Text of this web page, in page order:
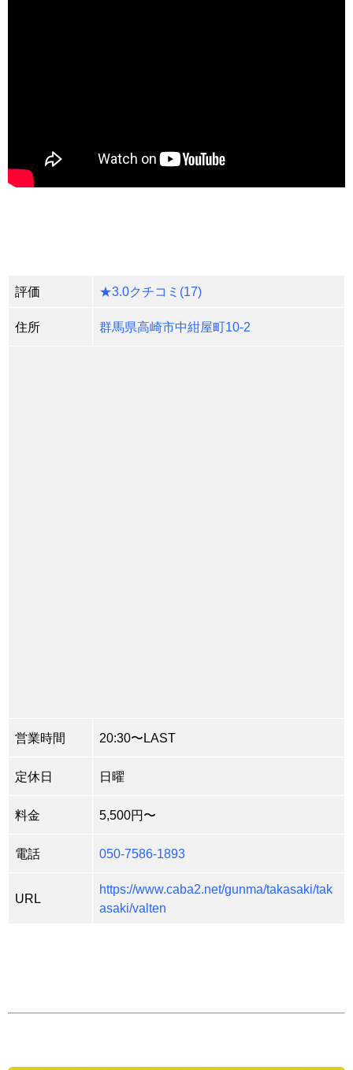
評価 ★3.0クチコミ (17)
住所 群馬県高崎市中紺屋町10-2
営業時間 20:30〜LAST
定休日 日曜
料金 5,500円〜
電話 050-7586-1893
URL
https://www.caba2.net/gunma/takasaki/tak
asaki/valten